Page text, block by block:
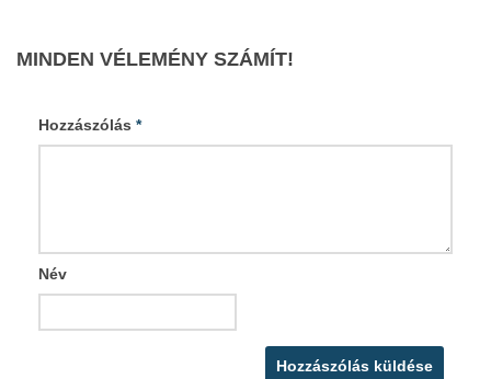
MINDEN VÉLEMÉNY SZÁMÍT!
Hozzászólás *
Név